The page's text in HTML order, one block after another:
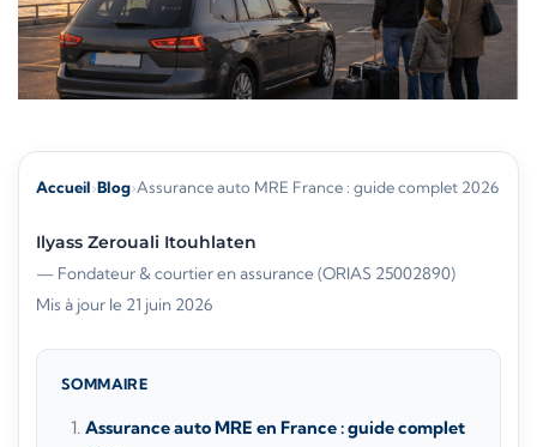
Accueil›Blog›Assurance auto MRE France : guide complet 2026
Ilyass Zerouali Itouhlaten
— Fondateur & courtier en assurance (ORIAS 25002890)·
Mis à jour le 21 juin 2026
SOMMAIRE
Assurance auto MRE en France : guide complet